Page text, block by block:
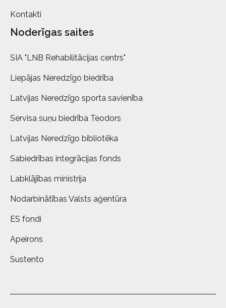
Kontakti
Noderīgas saites
SIA "LNB Rehabilitācijas centrs"
Liepājas Neredzīgo biedrība
Latvijas Neredzīgo sporta savienība
Servisa suņu biedrība Teodors
Latvijas Neredzīgo bibliotēka
Sabiedrības integrācijas fonds
Labklājības ministrija
Nodarbinātības Valsts aģentūra
ES fondi
Apeirons
Sustento